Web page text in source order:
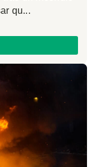
qu...